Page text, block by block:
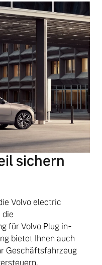
sichern
Volvo electric
die
für Volvo Plug in-
bietet Ihnen auch
Geschäftsfahrzeug